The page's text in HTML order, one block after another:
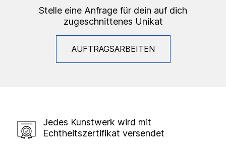
Stelle eine Anfrage für dein auf dich
zugeschnittenes Unikat
AUFTRAGSARBEITEN
Jedes Kunstwerk wird mit
Echtheitszertifikat versendet